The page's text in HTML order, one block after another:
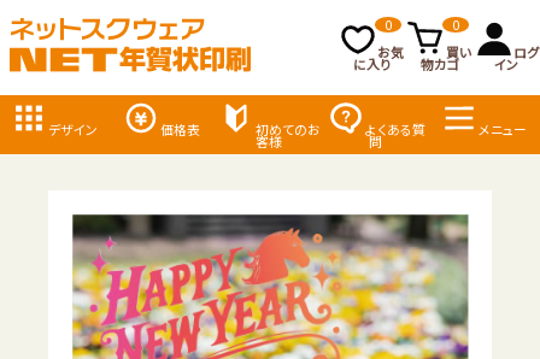
お気
に入り
0
買い
物カゴ
0
ログ
イン
デザイン 価格表 初めてのお
客様
よくある質
問
メニュー